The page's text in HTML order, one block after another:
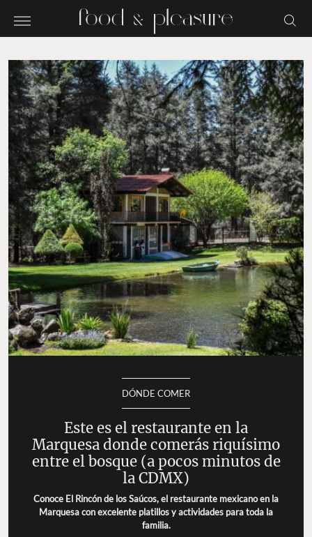
DÓNDE COMER
Este es el restaurante en la
Marquesa donde comerás riquísimo
entre el bosque (a pocos minutos de
la CDMX)
Conoce El Rincón de los Saúcos, el restaurante mexicano en la
Marquesa con excelente platillos y actividades para toda la
familia.